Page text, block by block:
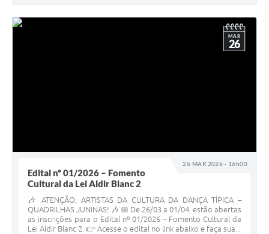
26 MAR 2026 - 16h00
MAR
26
Edital nº 01/2026 – Fomento
Cultural da Lei Aldir Blanc 2
🎶 ATENÇÃO, ARTISTAS DA CULTURA DA DANÇA TÍPICA –
QUADRILHAS JUNINAS! 🎶 📅 De 26/03 a 01/04, estão abertas
as inscrições para o Edital nº 01/2026 – Fomento Cultural da
Lei Aldir Blanc 2. 👉 Acesse o edital no link abaixo e faça sua...